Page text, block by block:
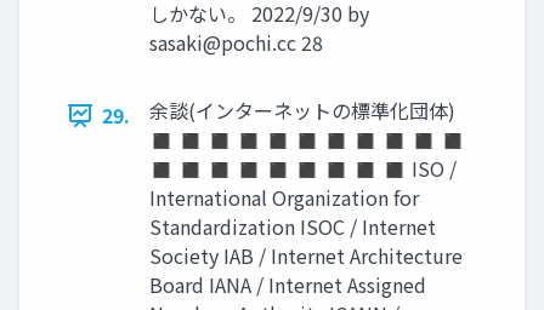
しかない。 2022/9/30 by
sasaki@pochi.cc28
29.
余談(インターネットの標準化団体)
◼ ◼ ◼ ◼ ◼ ◼ ◼ ◼ ◼ ◼ ◼
◼ ◼ ◼ ◼ ◼ ◼ ◼ ◼ ◼ ISO /
International Organization for
Standardization ISOC / Internet
Society IAB / Internet Architecture
Board IANA / Internet Assigned